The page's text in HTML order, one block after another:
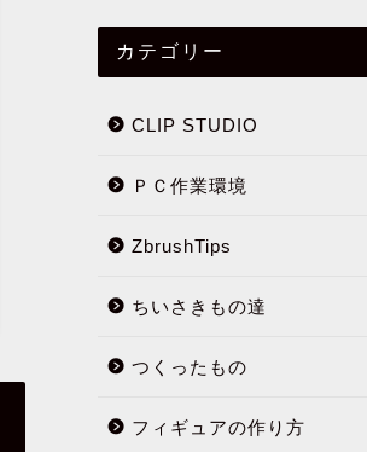
カテゴリー
CLIP STUDIO
ＰＣ作業環境
ZbrushTips
ちいさきもの達
つくったもの
フィギュアの作り方